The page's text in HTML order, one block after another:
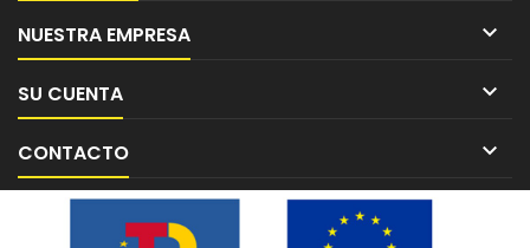
NUESTRA EMPRESA 
SU CUENTA 
CONTACTO 